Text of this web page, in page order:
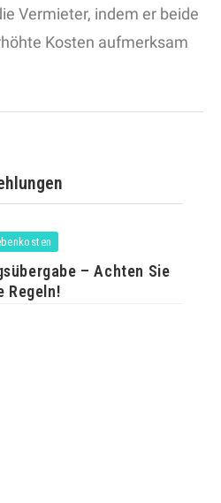
Vermieter, indem er beide
Kosten aufmerksam
– Achten Sie
Regeln!